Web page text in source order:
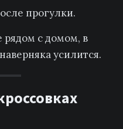
прогулки.
рядом с домом, в
усилится.